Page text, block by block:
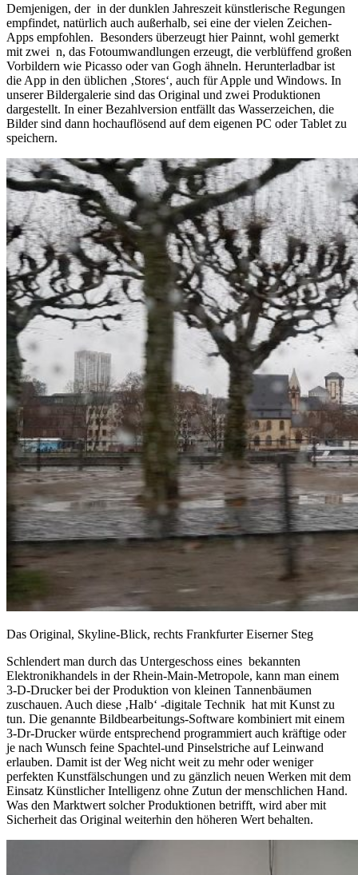
Demjenigen, der in der dunklen Jahreszeit künstlerische Regungen
empfindet, natürlich auch außerhalb, sei eine der vielen Zeichen-
Apps empfohlen. Besonders überzeugt hier Painnt, wohl gemerkt
mit zwei n, das Fotoumwandlungen erzeugt, die verblüffend großen
Vorbildern wie Picasso oder van Gogh ähneln. Herunterladbar ist
die App in den üblichen ‚Stores‘, auch für Apple und Windows. In
unserer Bildergalerie sind das Original und zwei Produktionen
dargestellt. In einer Bezahlversion entfällt das Wasserzeichen, die
Bilder sind dann hochauflösend auf dem eigenen PC oder Tablet zu
speichern.
Das Original, Skyline-Blick, rechts Frankfurter Eiserner Steg
Schlendert man durch das Untergeschoss eines bekannten
Elektronikhandels in der Rhein-Main-Metropole, kann man einem
3-D-Drucker bei der Produktion von kleinen Tannenbäumen
zuschauen. Auch diese ‚Halb‘ -digitale Technik hat mit Kunst zu
tun. Die genannte Bildbearbeitungs-Software kombiniert mit einem
3-Dr-Drucker würde entsprechend programmiert auch kräftige oder
je nach Wunsch feine Spachtel-und Pinselstriche auf Leinwand
erlauben. Damit ist der Weg nicht weit zu mehr oder weniger
perfekten Kunstfälschungen und zu gänzlich neuen Werken mit dem
Einsatz Künstlicher Intelligenz ohne Zutun der menschlichen Hand.
Was den Marktwert solcher Produktionen betrifft, wird aber mit
Sicherheit das Original weiterhin den höheren Wert behalten.